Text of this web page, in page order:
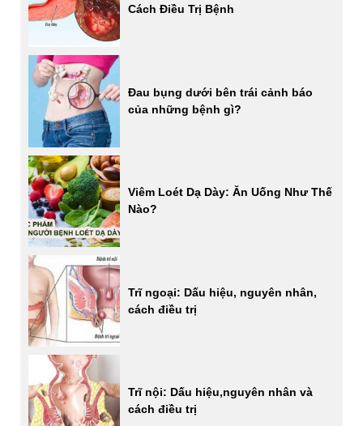
Cách Điều Trị Bệnh
Đau bụng dưới bên trái cảnh báo
của những bệnh gì?
Viêm Loét Dạ Dày: Ăn Uống Như Thế
Nào?
Trĩ ngoại: Dấu hiệu, nguyên nhân,
cách điều trị
Trĩ nội: Dấu hiệu,nguyên nhân và
cách điều trị